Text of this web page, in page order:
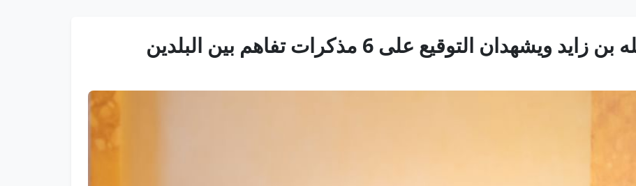
التوقيع على 6 مذكرات تفاهم بين البلدين